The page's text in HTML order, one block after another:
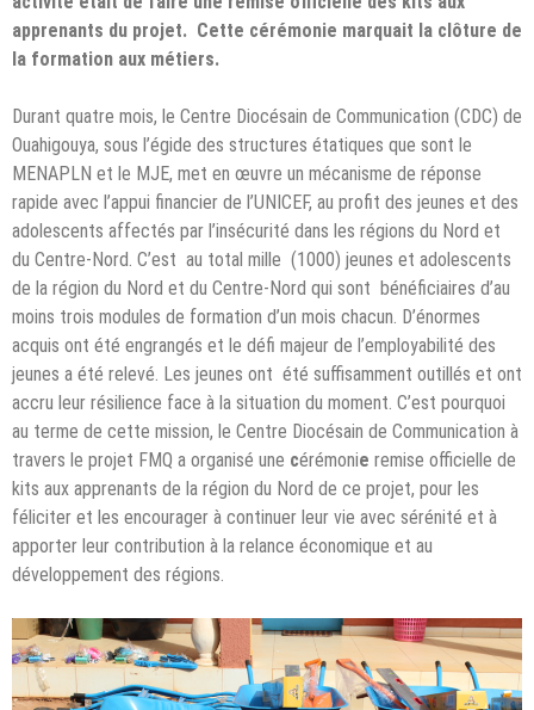
apprenants du projet. Cette cérémonie marquait la clôture de
la formation aux métiers.
Durant quatre mois, le Centre Diocésain de Communication (CDC) de
Ouahigouya, sous l’égide des structures étatiques que sont le
MENAPLN et le MJE, met en œuvre un mécanisme de réponse
rapide avec l’appui financier de l’UNICEF, au profit des jeunes et des
adolescents affectés par l’insécurité dans les régions du Nord et
du Centre-Nord. C’est au total mille (1000) jeunes et adolescents
de la région du Nord et du Centre-Nord qui sont bénéficiaires d’au
moins trois modules de formation d’un mois chacun. D’énormes
acquis ont été engrangés et le défi majeur de l’employabilité des
jeunes a été relevé. Les jeunes ont été suffisamment outillés et ont
accru leur résilience face à la situation du moment. C’est pourquoi
au terme de cette mission, le Centre Diocésain de Communication à
travers le projet FMQ a organisé une cérémonie remise officielle de
kits aux apprenants de la région du Nord de ce projet, pour les
féliciter et les encourager à continuer leur vie avec sérénité et à
apporter leur contribution à la relance économique et au
développement des régions.